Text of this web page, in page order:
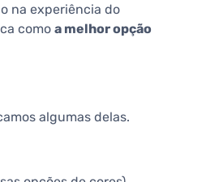
na experiência do
como a melhor opção
algumas delas.